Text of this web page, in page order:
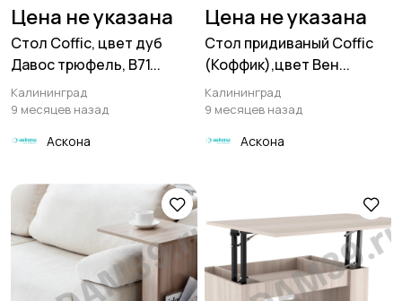
Цена не указана
Стол Coffic, цвет дуб
Давос трюфель, В71...
Калининград
9 месяцев назад
Аскона
Цена не указана
Стол придиваный Coffic
(Коффик),цвет Вен...
Калининград
9 месяцев назад
Аскона